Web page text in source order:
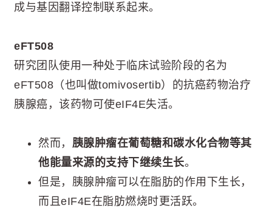
成与基因翻译控制联系起来。
eFT508
研究团队使用一种处于临床试验阶段的名为
eFT508（也叫做tomivosertib）的抗癌药物治疗
胰腺癌，该药物可使eIF4E失活。
然而， 胰腺肿瘤在葡萄糖和碳水化合物等其
他能量来源的支持下继续生长。
但是，胰腺肿瘤可以在脂肪的作用下生长，
而且eIF4E在脂肪燃烧时更活跃。